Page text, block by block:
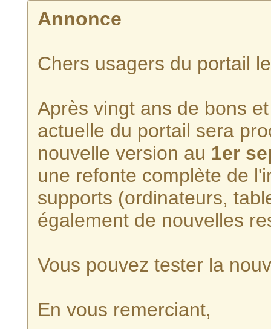
Annonce
Chers usagers du portail
Après vingt ans de bons
actuelle du portail sera
nouvelle version au 1er
une refonte complète de
supports (ordinateurs,
également de nouvelles
Vous pouvez tester la
En vous remerciant,